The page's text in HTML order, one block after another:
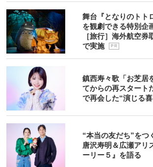
舞台『となりのトト
を観劇できる特別
［旅行］海外航空
で実施
P R
鎮西寿々歌「お芝居
てからの再スター
で再会した“演じる
“本当の友だち”を
唐沢寿明＆広瀬アリ
ーリー５』を語る